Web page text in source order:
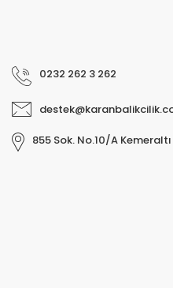
0232 262 3 262
855 Sok. No.10/A